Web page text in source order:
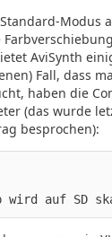
Modus
AviSynth
Fall, dass
haben die
(das wurde
besprochen):
wird auf SD